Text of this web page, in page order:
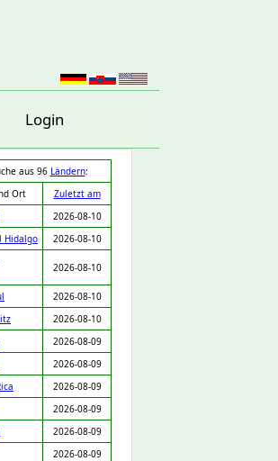
Login
aus 96 Ländern:
Ort
Zuletzt am
2026-08-10
Hidalgo
2026-08-10
2026-08-10
2026-08-10
2026-08-10
2026-08-09
2026-08-09
2026-08-09
2026-08-09
2026-08-09
2026-08-09